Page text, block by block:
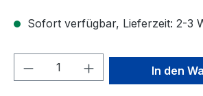
Sofort verfügbar, Lieferzeit: 2-3
Produkt Anzahl: GibIn den